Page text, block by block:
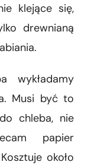
klejące się,
drewnianą
wykładamy
Musi być to
chleba, nie
papier
około